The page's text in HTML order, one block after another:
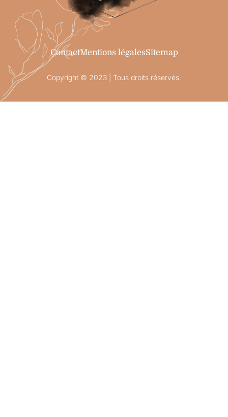
ContactMentions légalesSitemap
Copyright © 2023 | Tous droits réservés.